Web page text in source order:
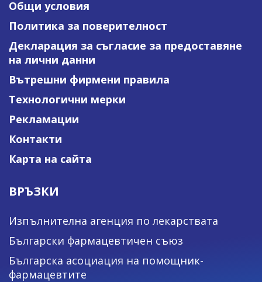
Общи условия
Политика за поверителност
Декларация за съгласие за предоставяне
на лични данни
Вътрешни фирмени правила
Технологични мерки
Рекламации
Контакти
Карта на сайта
ВРЪЗКИ
Изпълнителна агенция по лекарствата
Български фармацевтичен съюз
Българска асоциация на помощник-
фармацевтите